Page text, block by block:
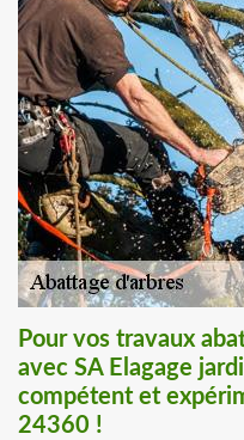
Pour vos travaux
avec SA Elagage
compétent et
24360 !